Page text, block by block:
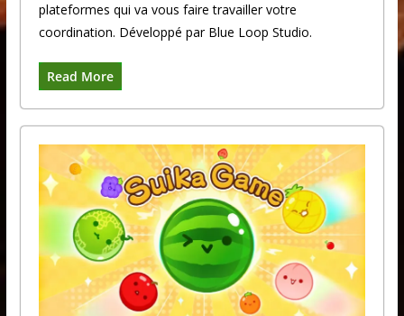
plateformes qui va vous faire travailler votre
coordination. Développé par Blue Loop Studio.
Read More